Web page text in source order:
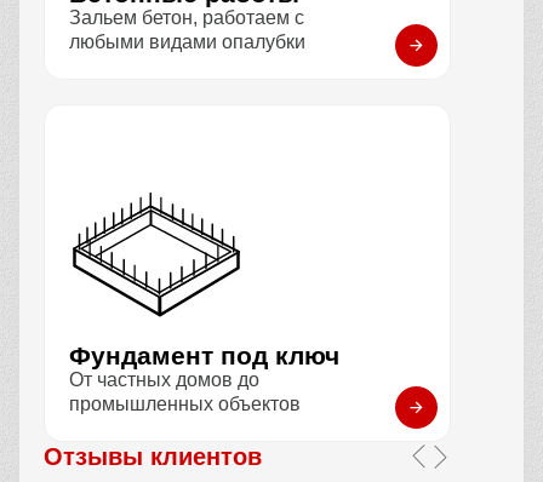
Зальем бетон, работаем с
любыми видами опалубки
Фундамент под ключ
От частных домов до
промышленных объектов
Отзывы клиентов